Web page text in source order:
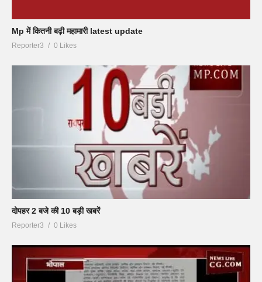
Mp में कितनी बढ़ी महामारी latest update
Reporter3 0 Likes
दोपहर 2 बजे की 10 बड़ी खबरें
Reporter3 0 Likes